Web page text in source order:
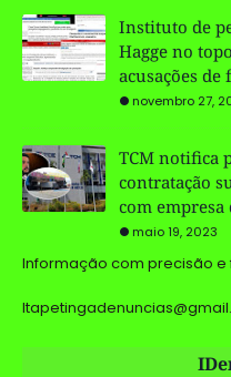
Instituto de
Hagge no
acusações de
novembro 27,
TCM notifica
contratação
com empresa
maio 19, 2023
Informação com precisão